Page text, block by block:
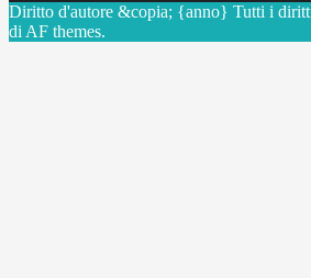
Diritto d'autore &copia; {anno} Tutti i
di AF themes.